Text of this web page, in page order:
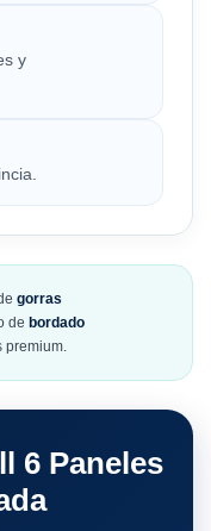
y
gorras
de bordado
premium.
6 Paneles